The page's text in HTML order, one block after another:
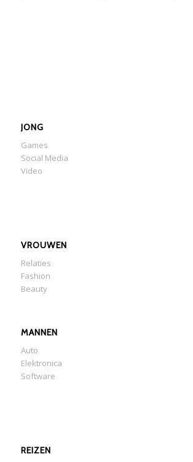
JONG
Games
Social Media
Video
VROUWEN
Relaties
Fashion
Beauty
MANNEN
Auto
Elektronica
Software
REIZEN